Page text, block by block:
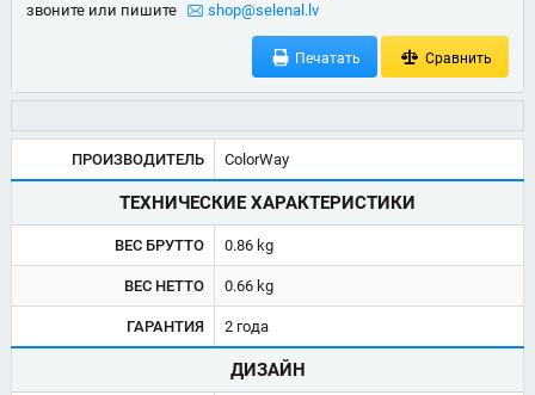
звоните или пишите
shop@selenal.lv
Печатать Сравнить
ПРОИЗВОДИТЕЛЬ ColorWay
ТЕХНИЧЕСКИЕ ХАРАКТЕРИСТИКИ
ВЕС БРУТТО 0.86 kg
ВЕС НЕТТО 0.66 kg
ГАРАНТИЯ 2 года
ДИЗАЙН